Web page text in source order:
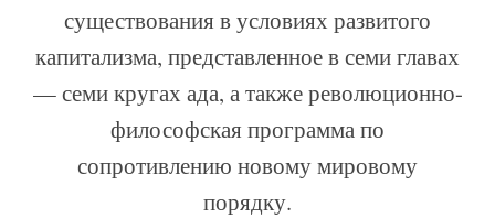
существования в условиях развитого
капитализма, представленное в семи главах
— семи кругах ада, а также революционно-
философская программа по
сопротивлению новому мировому
порядку.